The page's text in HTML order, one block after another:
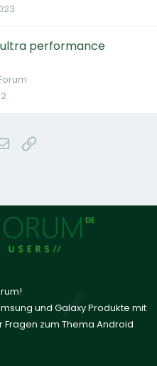
ultra performance
E-Mail
und Galaxy Produkte mit
zum Thema Android